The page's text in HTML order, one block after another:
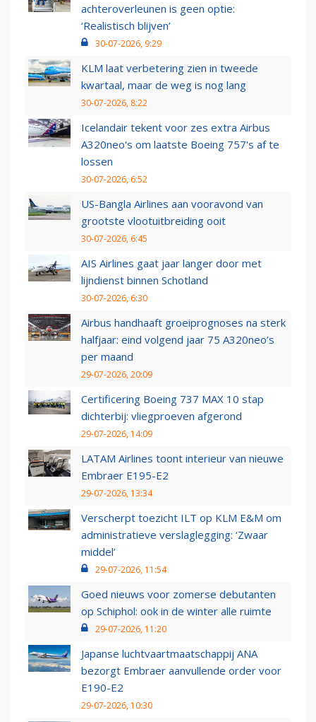
achteroverleunen is geen optie:
‘Realistisch blijven’
30-07-2026, 9:29
KLM laat verbetering zien in tweede
kwartaal, maar de weg is nog lang
30-07-2026, 8:22
Icelandair tekent voor zes extra Airbus
A320neo's om laatste Boeing 757's af te
lossen
30-07-2026, 6:52
US-Bangla Airlines aan vooravond van
grootste vlootuitbreiding ooit
30-07-2026, 6:45
AIS Airlines gaat jaar langer door met
lijndienst binnen Schotland
30-07-2026, 6:30
Airbus handhaaft groeiprognoses na sterk
halfjaar: eind volgend jaar 75 A320neo’s
per maand
29-07-2026, 20:09
Certificering Boeing 737 MAX 10 stap
dichterbij: vliegproeven afgerond
29-07-2026, 14:09
LATAM Airlines toont interieur van nieuwe
Embraer E195-E2
29-07-2026, 13:34
Verscherpt toezicht ILT op KLM E&M om
administratieve verslaglegging: ‘Zwaar
middel’
29-07-2026, 11:54
Goed nieuws voor zomerse debutanten
op Schiphol: ook in de winter alle ruimte
29-07-2026, 11:20
Japanse luchtvaartmaatschappij ANA
bezorgt Embraer aanvullende order voor
E190-E2
29-07-2026, 10:30